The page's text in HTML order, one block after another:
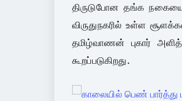
திருடுபோன தங்க நகையை
விருதுநகரில் உள்ள
தமிழ்வாணன் புகார்
கூறப்படுகிறது.